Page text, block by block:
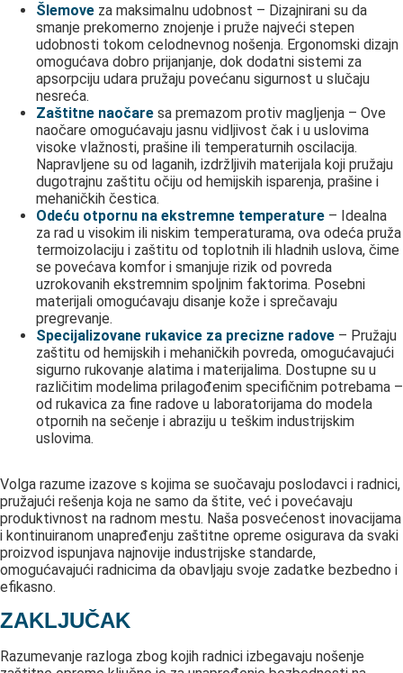
Šlemove za maksimalnu udobnost – Dizajnirani su da
smanje prekomerno znojenje i pruže najveći stepen
udobnosti tokom celodnevnog nošenja. Ergonomski dizajn
omogućava dobro prijanjanje, dok dodatni sistemi za
apsorpciju udara pružaju povećanu sigurnost u slučaju
nesreća.
Zaštitne naočare sa premazom protiv magljenja – Ove
naočare omogućavaju jasnu vidljivost čak i u uslovima
visoke vlažnosti, prašine ili temperaturnih oscilacija.
Napravljene su od laganih, izdržljivih materijala koji pružaju
dugotrajnu zaštitu očiju od hemijskih isparenja, prašine i
mehaničkih čestica.
Odeću otpornu na ekstremne temperature – Idealna
za rad u visokim ili niskim temperaturama, ova odeća pruža
termoizolaciju i zaštitu od toplotnih ili hladnih uslova, čime
se povećava komfor i smanjuje rizik od povreda
uzrokovanih ekstremnim spoljnim faktorima. Posebni
materijali omogućavaju disanje kože i sprečavaju
pregrevanje.
Specijalizovane rukavice za precizne radove – Pružaju
zaštitu od hemijskih i mehaničkih povreda, omogućavajući
sigurno rukovanje alatima i materijalima. Dostupne su u
različitim modelima prilagođenim specifičnim potrebama –
od rukavica za fine radove u laboratorijama do modela
otpornih na sečenje i abraziju u teškim industrijskim
uslovima.
Volga razume izazove s kojima se suočavaju poslodavci i radnici,
pružajući rešenja koja ne samo da štite, već i povećavaju
produktivnost na radnom mestu. Naša posvećenost inovacijama
i kontinuiranom unapređenju zaštitne opreme osigurava da svaki
proizvod ispunjava najnovije industrijske standarde,
omogućavajući radnicima da obavljaju svoje zadatke bezbedno i
efikasno.
ZAKLJUČAK
Razumevanje razloga zbog kojih radnici izbegavaju nošenje